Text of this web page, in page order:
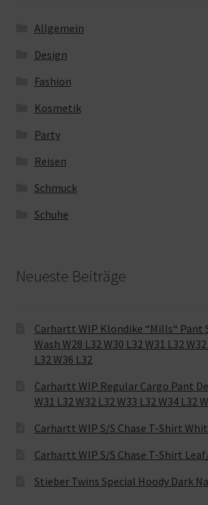
Allgemein
Design
Fashion
Kosmetik
Party
Reisen
Schmuck
Schuhe
Neueste Beiträge
Carhartt WIP Klondike “Mills“ Pant
Wash W28 L32 W30 L32 W31 L32
L32 W36 L32
Carhartt WIP Regular Cargo Pant
W31 L32 W32 L32 W33 L32 W34 L32
Carhartt WIP S/S Chase T-Shirt
Carhartt WIP S/S Chase T-Shirt
Stieber Twins Special Hoody Dark